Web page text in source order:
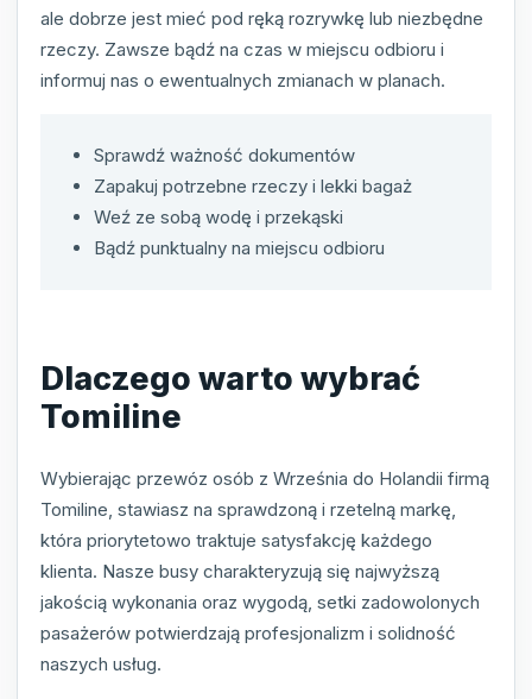
ale dobrze jest mieć pod ręką rozrywkę lub niezbędne
rzeczy. Zawsze bądź na czas w miejscu odbioru i
informuj nas o ewentualnych zmianach w planach.
Sprawdź ważność dokumentów
Zapakuj potrzebne rzeczy i lekki bagaż
Weź ze sobą wodę i przekąski
Bądź punktualny na miejscu odbioru
Dlaczego warto wybrać
Tomiline
Wybierając przewóz osób z Września do Holandii firmą
Tomiline, stawiasz na sprawdzoną i rzetelną markę,
która priorytetowo traktuje satysfakcję każdego
klienta. Nasze busy charakteryzują się najwyższą
jakością wykonania oraz wygodą, setki zadowolonych
pasażerów potwierdzają profesjonalizm i solidność
naszych usług.